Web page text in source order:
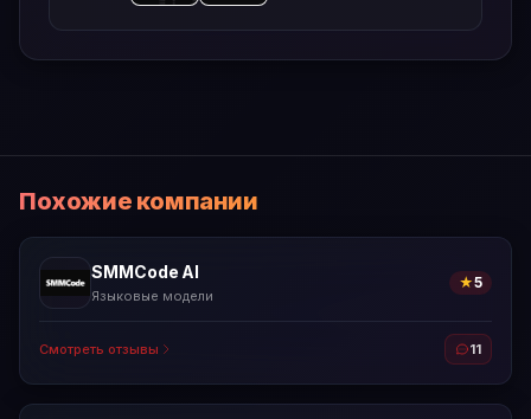
Похожие компании
SMMCode AI
Языковые модели
★5
Смотреть отзывы 11